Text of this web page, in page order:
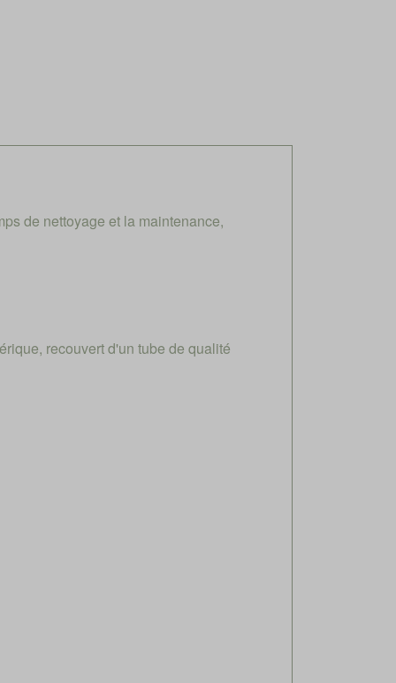
de nettoyage et la maintenance,
recouvert d'un tube de qualité